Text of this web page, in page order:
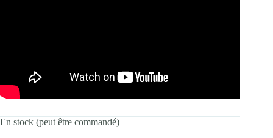
En stock (peut être commandé)